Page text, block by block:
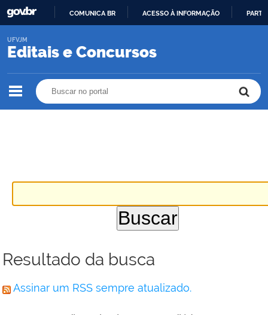
O
COMUNICA BR ACESSO À INFORMAÇÃO
Editais e Concursos
UFVJM
Resultado da busca
Assinar um RSS sempre atualizado.